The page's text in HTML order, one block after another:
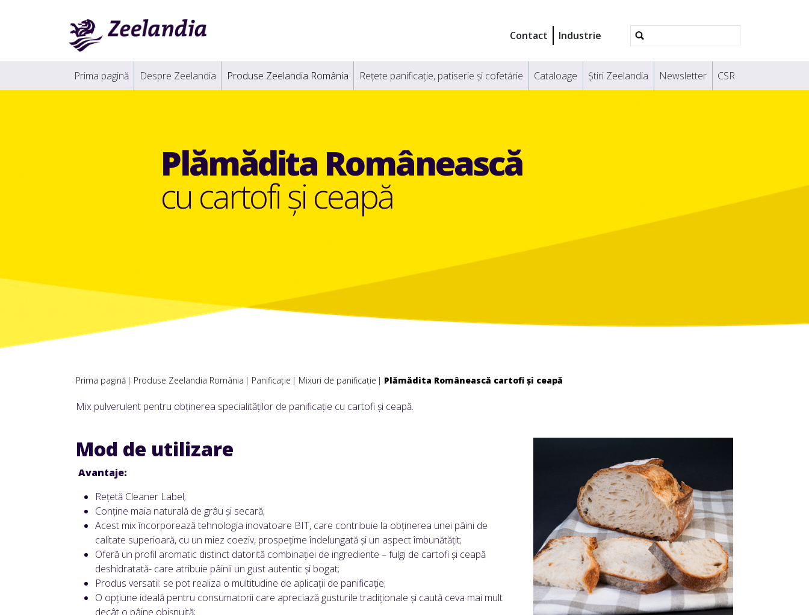
Contact Industrie
Căutare
avansată
Prima pagină Despre Zeelandia Produse Zeelandia România Rețete panificație, patiserie și cofetărie Cataloage Știri Zeelandia Newsletter CSR
Plămădita Românească
cu cartofi și ceapă
Prima pagină Produse Zeelandia România Panificație Mixuri de panificație Plămădita Românească cartofi și ceapă
Mix pulverulent pentru obținerea specialităților de panificație cu cartofi și ceapă.
Mod de utilizare
Avantaje:
Rețetă Cleaner Label;
Conține maia naturală de grâu și secară;
Acest mix încorporează tehnologia inovatoare BIT, care contribuie la obținerea unei pâini de
calitate superioară, cu un miez coeziv, prospețime îndelungată și un aspect îmbunătățit;
Oferă un profil aromatic distinct datorită combinației de ingrediente – fulgi de cartofi și ceapă
deshidratată- care atribuie pâinii un gust autentic și bogat;
Produs versatil: se pot realiza o multitudine de aplicații de panificație;
O opțiune ideală pentru consumatorii care apreciază gusturile tradiționale și caută ceva mai mult
decât o pâine obișnuită;